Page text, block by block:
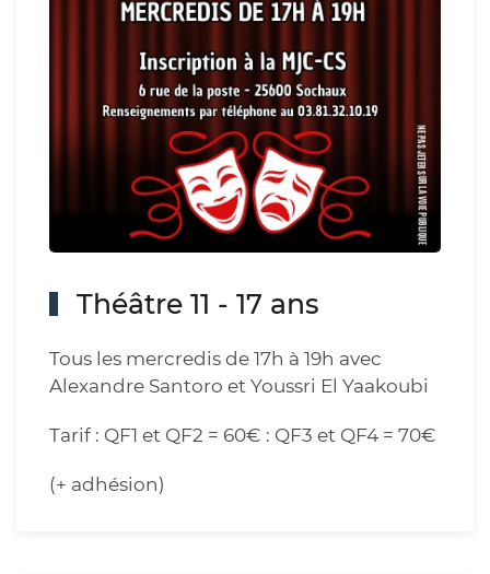
Théâtre 11 - 17 ans
Tous les mercredis de 17h à 19h avec
Alexandre Santoro et Youssri El Yaakoubi
Tarif : QF1 et QF2 = 60€ : QF3 et QF4 = 70€
(+ adhésion)